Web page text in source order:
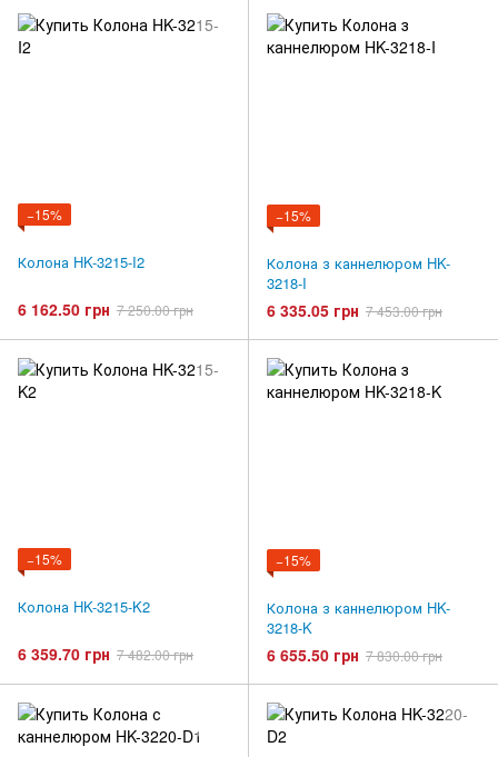
−15%
Колона HK-3215-I2
6 162.50 грн 7 250.00 грн
−15%
Колона з каннелюром HK-
3218-I
6 335.05 грн 7 453.00 грн
−15%
Колона HK-3215-K2
6 359.70 грн 7 482.00 грн
−15%
Колона з каннелюром HK-
3218-K
6 655.50 грн 7 830.00 грн